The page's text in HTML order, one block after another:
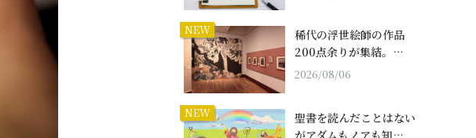
NEW
稀代の浮世絵師の作品
200点余りが集結。…
2026/08/06
NEW
聖書を読んだことはない